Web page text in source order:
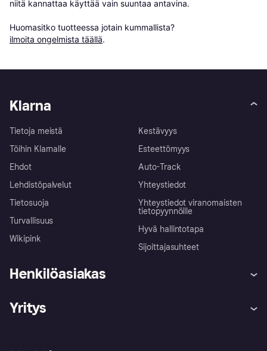
niitä kannattaa käyttää vain suuntaa antavina.
Huomasitko tuotteessa jotain kummallista?
ilmoita ongelmista täällä.
Klarna
Tietoja meistä
Töihin Klarnalle
Ehdot
Lehdistöpalvelut
Tietosuoja
Turvallisuus
Wikipink
Kestävyys
Esteettömyys
Auto-Track
Yhteystiedot
Yhteystiedot viranomaisten
tietopyynnöille
Hyvä hallintotapa
Sijoittajasuhteet
Henkilöasiakas
Kirjaudu sisään
Yritys